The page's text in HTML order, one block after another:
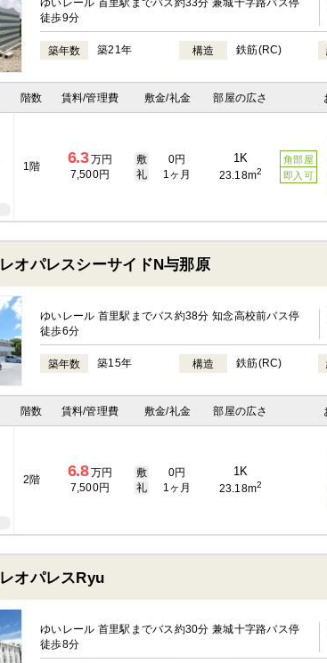
ゆいレール 首里駅までバス約33分 兼城十字路バス停
徒歩9分
築年数 築21年 構造 鉄筋(RC)
階数 賃料/管理費 敷金/礼金 部屋の広さ
1階 6.3万円
7,500円
敷
0円
礼
1ヶ月
1K
23.18m2
角部屋
即入可
レオパレスシーサイドN与那原
ゆいレール 首里駅までバス約38分 知念高校前バス停
徒歩6分
築年数 築15年 構造 鉄筋(RC)
階数 賃料/管理費 敷金/礼金 部屋の広さ
2階 6.8万円
7,500円
敷
0円
礼
1ヶ月
1K
23.18m2
レオパレスRyu
ゆいレール 首里駅までバス約30分 兼城十字路バス停
徒歩8分